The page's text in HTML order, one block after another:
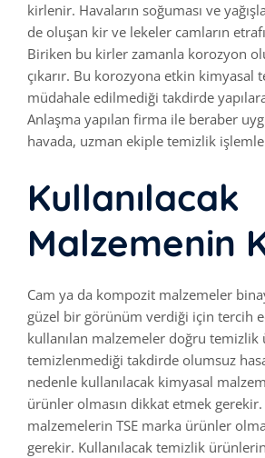
kirlenir. Havaların soğuması ve
de oluşan kir ve lekeler camların
Biriken bu kirler zamanla korozyon
çıkarır. Bu korozyona etkin kimyasal
müdahale edilmediği takdirde
Anlaşma yapılan firma ile beraber
havada, uzman ekiple temizlik
Kullanılacak
Malzemenin
Cam ya da kompozit malzemeler
güzel bir görünüm verdiği için tercih
kullanılan malzemeler doğru
temizlenmediği takdirde olumsuz
nedenle kullanılacak kimyasal
ürünler olmasın dikkat etmek gerekir.
malzemelerin TSE marka ürünler
gerekir. Kullanılacak temizlik